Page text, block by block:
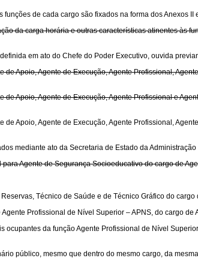
de cada cargo são fixados na forma dos Anexos II
da carga horária e outras características atinentes às
em ato do Chefe do Poder Executivo, ouvida
Apoio, Agente de Execução, Agente Profissional,
Apoio, Agente de Execução, Agente Profissional e
Apoio, Agente de Execução, Agente Profissional,
mediante ato da Secretaria de Estado da
Agente de Segurança Socioeducativo do cargo de
Técnico de Saúde e de Técnico Gráfico do cargo
Profissional de Nível Superior – APNS, do cargo de
ocupantes da função Agente Profissional de Nível
público, mesmo que dentro do mesmo cargo, da